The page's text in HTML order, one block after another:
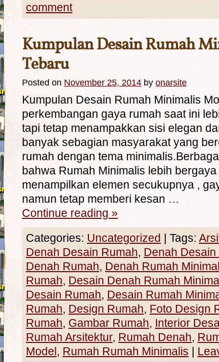
comment
Kumpulan Desain Rumah
Tebaru
Posted on November 25, 2014 by onarsite
Kumpulan Desain Rumah Minimalis
perkembangan gaya rumah saat ini
tapi tetap menampakkan sisi elegan
banyak sebagian masyarakat yang
rumah dengan tema
bahwa Rumah Minimalis lebih
menampilkan elemen secukupnya ,
namun tetap memberi kesan …
Continue reading »
Categories: Uncategorized | Tags:
Denah Desain Rumah, Denah
Denah Rumah, Denah Rumah
Rumah, Desain Denah Rumah
Desain Rumah, Desain Rumah
Rumah, Design Rumah, Foto Design
Rumah, Gambar Rumah, Interior
Rumah Arsitektur, Rumah Denah,
Model, Rumah Rumah Minimalis |